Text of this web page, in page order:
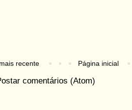
recente Página inicial
comentários (Atom)